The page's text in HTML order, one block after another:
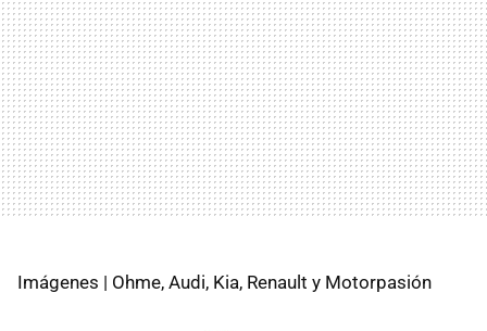
Imágenes | Ohme, Audi, Kia, Renault y Motorpasión